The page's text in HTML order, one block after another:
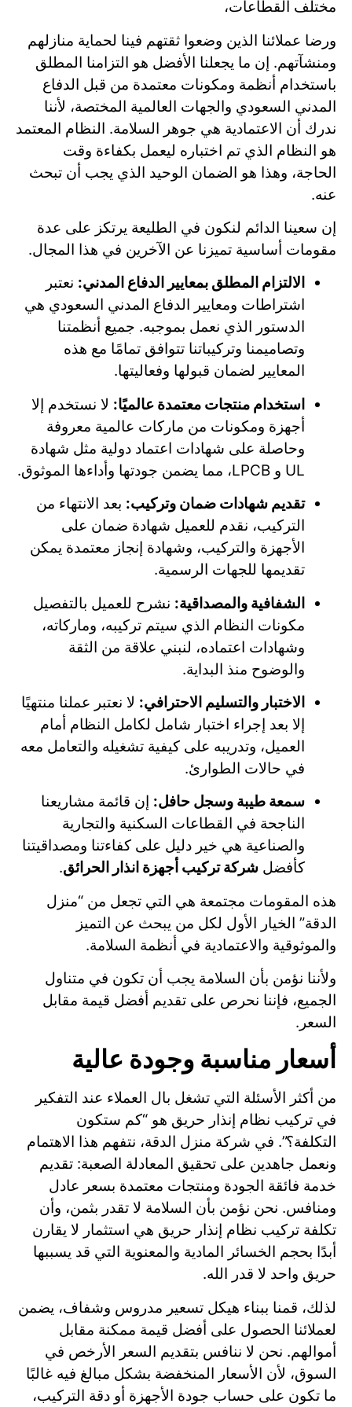
مختلف القطاعات،
ورضا عملائنا الذين وضعوا ثقتهم فينا لحماية منازلهم
ومنشآتهم. إن ما يجعلنا الأفضل هو التزامنا المطلق
باستخدام أنظمة ومكونات معتمدة من قبل الدفاع
المدني السعودي والجهات العالمية المختصة، لأننا
ندرك أن الاعتمادية هي جوهر السلامة. النظام المعتمد
هو النظام الذي تم اختباره ليعمل بكفاءة وقت
الحاجة، وهذا هو الضمان الوحيد الذي يجب أن تبحث
عنه.
إن سعينا الدائم لنكون في الطليعة يرتكز على عدة
مقومات أساسية تميزنا عن الآخرين في هذا المجال.
الالتزام المطلق بمعايير الدفاع المدني: نعتبر
اشتراطات ومعايير الدفاع المدني السعودي هي
الدستور الذي نعمل بموجبه. جميع أنظمتنا
وتصاميمنا وتركيباتنا تتوافق تمامًا مع هذه
المعايير لضمان قبولها وفعاليتها.
استخدام منتجات معتمدة عالميًا: لا نستخدم إلا
أجهزة ومكونات من ماركات عالمية معروفة
وحاصلة على شهادات اعتماد دولية مثل شهادة
UL و LPCB، مما يضمن جودتها وأداءها الموثوق.
تقديم شهادات ضمان وتركيب: بعد الانتهاء من
التركيب، نقدم للعميل شهادة ضمان على
الأجهزة والتركيب، وشهادة إنجاز معتمدة يمكن
تقديمها للجهات الرسمية.
الشفافية والمصداقية: نشرح للعميل بالتفصيل
مكونات النظام الذي سيتم تركيبه، وماركاته،
وشهادات اعتماده، لنبني علاقة من الثقة
والوضوح منذ البداية.
الاختبار والتسليم الاحترافي: لا نعتبر عملنا منتهيًا
إلا بعد إجراء اختبار شامل لكامل النظام أمام
العميل، وتدريبه على كيفية تشغيله والتعامل معه
في حالات الطوارئ.
سمعة طيبة وسجل حافل: إن قائمة مشاريعنا
الناجحة في القطاعات السكنية والتجارية
والصناعية هي خير دليل على كفاءتنا ومصداقيتنا
كأفضل شركة تركيب أجهزة انذار الحرائق.
هذه المقومات مجتمعة هي التي تجعل من “منزل
الدقة” الخيار الأول لكل من يبحث عن التميز
والموثوقية والاعتمادية في أنظمة السلامة.
ولأننا نؤمن بأن السلامة يجب أن تكون في متناول
الجميع، فإننا نحرص على تقديم أفضل قيمة مقابل
السعر.
أسعار مناسبة وجودة عالية
من أكثر الأسئلة التي تشغل بال العملاء عند التفكير
في تركيب نظام إنذار حريق هو “كم ستكون
التكلفة؟”. في شركة منزل الدقة، نتفهم هذا الاهتمام
ونعمل جاهدين على تحقيق المعادلة الصعبة: تقديم
خدمة فائقة الجودة ومنتجات معتمدة بسعر عادل
ومنافس. نحن نؤمن بأن السلامة لا تقدر بثمن، وأن
تكلفة تركيب نظام إنذار حريق هي استثمار لا يقارن
أبدًا بحجم الخسائر المادية والمعنوية التي قد يسببها
حريق واحد لا قدر الله.
لذلك، قمنا ببناء هيكل تسعير مدروس وشفاف، يضمن
لعملائنا الحصول على أفضل قيمة ممكنة مقابل
أموالهم. نحن لا ننافس بتقديم السعر الأرخص في
السوق، لأن الأسعار المنخفضة بشكل مبالغ فيه غالبًا
ما تكون على حساب جودة الأجهزة أو دقة التركيب،